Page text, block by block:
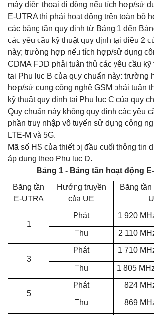
máy điện thoại di động nếu tích hợp/sử
E-UTRA thì phải hoạt động trên toàn bộ
các băng tần quy định từ Bảng 1 đến
các yêu cầu kỹ thuật quy định tại điều 2
này; trường hợp nếu tích hợp/sử dụng
CDMA FDD phải tuân thủ các yêu cầu kỹ
tại Phụ lục B của quy chuẩn này: trường
hợp/sử dụng công nghệ GSM phải tuân
kỹ thuật quy định tại Phụ lục C của quy
Quy chuẩn này không quy định các yêu
phần truy nhập vô tuyến sử dụng công
LTE-M và 5G.
Mã số HS của thiết bị đầu cuối thông tin
áp dụng theo Phụ lục D.
Bảng 1 - Băng tần hoạt động
Băng tần
E-UTRA
Hướng truyền
của UE
Băng tần
1
Phát 1 920
Thu 2 110
3
Phát 1 710
Thu 1 805
5
Phát 824
Thu 869